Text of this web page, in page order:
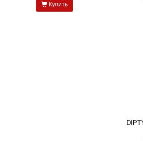
Купить